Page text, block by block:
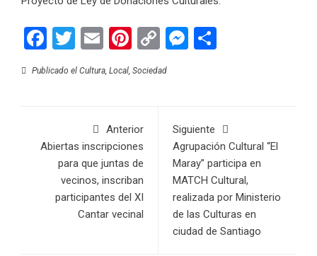
Facebook
Twitter
EmailPinterest
Copy
Link
Messenger
Publicado el Cultura, Local, Sociedad
Anterior
Abiertas inscripciones
para que juntas de
vecinos, inscriban
participantes del XI
Cantar vecinal
Siguiente
Agrupación Cultural “El
Maray” participa en
MATCH Cultural,
realizada por Ministerio
de las Culturas en
ciudad de Santiago